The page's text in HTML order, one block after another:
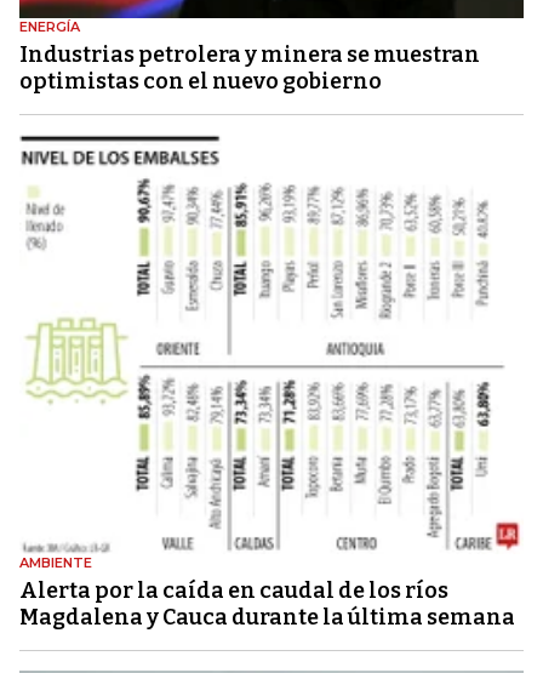
ENERGÍA
Industrias petrolera y minera se muestran
optimistas con el nuevo gobierno
AMBIENTE
Alerta por la caída en caudal de los ríos
Magdalena y Cauca durante la última semana